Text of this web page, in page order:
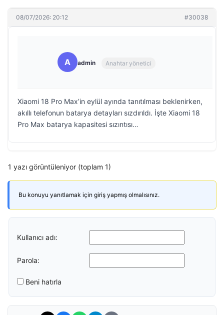
08/07/2026: 20:12 #30038
A admin Anahtar yönetici
Xiaomi 18 Pro Max’in eylül ayında tanıtılması beklenirken,
akıllı telefonun batarya detayları sızdırıldı. İşte Xiaomi 18
Pro Max batarya kapasitesi sızıntısı…
1 yazı görüntüleniyor (toplam 1)
Bu konuyu yanıtlamak için giriş yapmış olmalısınız.
Kullanıcı adı:
Parola:
Beni hatırla